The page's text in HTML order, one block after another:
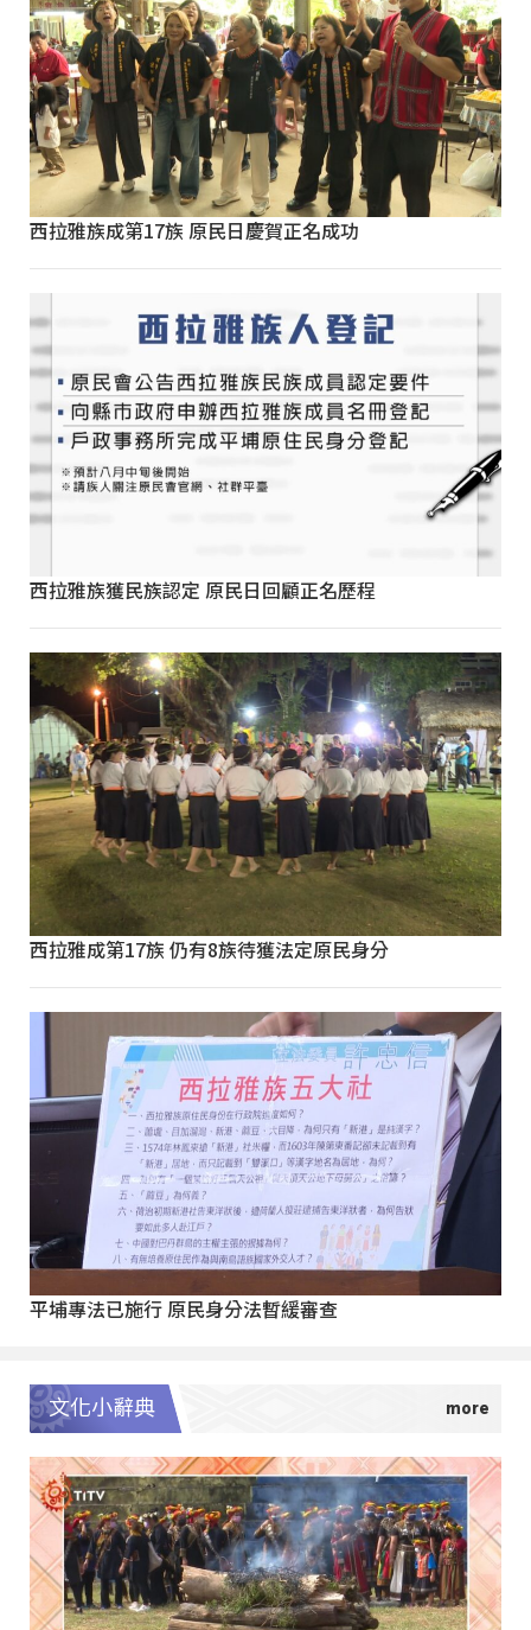
西拉雅族成第17族 原民日慶賀正名成功
西拉雅族獲民族認定 原民日回顧正名歷程
西拉雅成第17族 仍有8族待獲法定原民身分
平埔專法已施行 原民身分法暫緩審查
文化小辭典